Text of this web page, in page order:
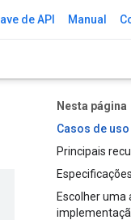
de API Manual
Nesta página
Casos de uso
Principais
Escolher uma